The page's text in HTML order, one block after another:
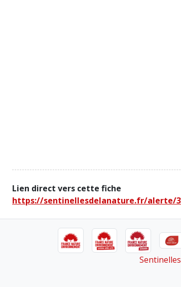
Lien direct vers cette fiche
https://sentinellesdelanature.fr/alerte/